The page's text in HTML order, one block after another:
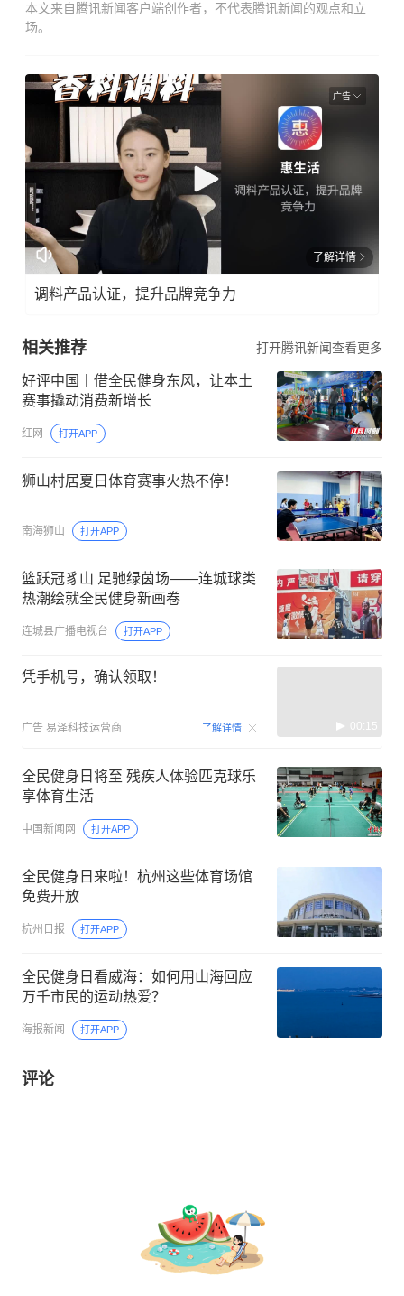
本文来自腾讯新闻客户端创作者，不代表腾讯新闻的观点和立
场。
广告
了解详情
调料产品认证，提升品牌竞争力
相关推荐 打开腾讯新闻查看更多
好评中国丨借全民健身东风，让本土
赛事撬动消费新增长
红网 打开APP
狮山村居夏日体育赛事火热不停！
南海狮山 打开APP
篮跃冠豸山 足驰绿茵场——连城球类
热潮绘就全民健身新画卷
连城县广播电视台 打开APP
凭手机号，确认领取！
广告 易泽科技运营商 了解详情 00:15
全民健身日将至 残疾人体验匹克球乐
享体育生活
中国新闻网 打开APP
全民健身日来啦！杭州这些体育场馆
免费开放
杭州日报 打开APP
全民健身日看威海：如何用山海回应
万千市民的运动热爱？
海报新闻 打开APP
评论